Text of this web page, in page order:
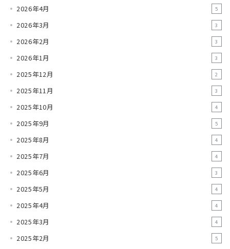
2026年4月 5
2026年3月 3
2026年2月 3
2026年1月 3
2025年12月 2
2025年11月 3
2025年10月 4
2025年9月 5
2025年8月 4
2025年7月 4
2025年6月 3
2025年5月 4
2025年4月 4
2025年3月 4
2025年2月 5